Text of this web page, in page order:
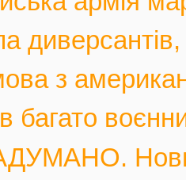
диверсантів,
з
багато